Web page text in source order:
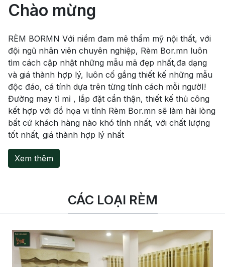
Chào mừng
RÈM BORMN Với niềm đam mê thẩm mỹ nội thất, với
đội ngũ nhân viên chuyên nghiệp, Rèm Bor.mn luôn
tìm cách cập nhật những mẫu mã đẹp nhất,đa dạng
và giá thành hợp lý, luôn cố gắng thiết kế những mẫu
độc đáo, cá tính dựa trên từng tính cách mỗi ngườI!
Đường may tỉ mỉ , lắp đặt cẩn thận, thiết kế thủ công
kết hợp với đồ họa vi tính Rèm Bor.mn sẽ làm hài lòng
bất cứ khách hàng nào khó tính nhất, với chất lượng
tốt nhất, giá thành hợp lý nhất
Xem thêm
CÁC LOẠI RÈM